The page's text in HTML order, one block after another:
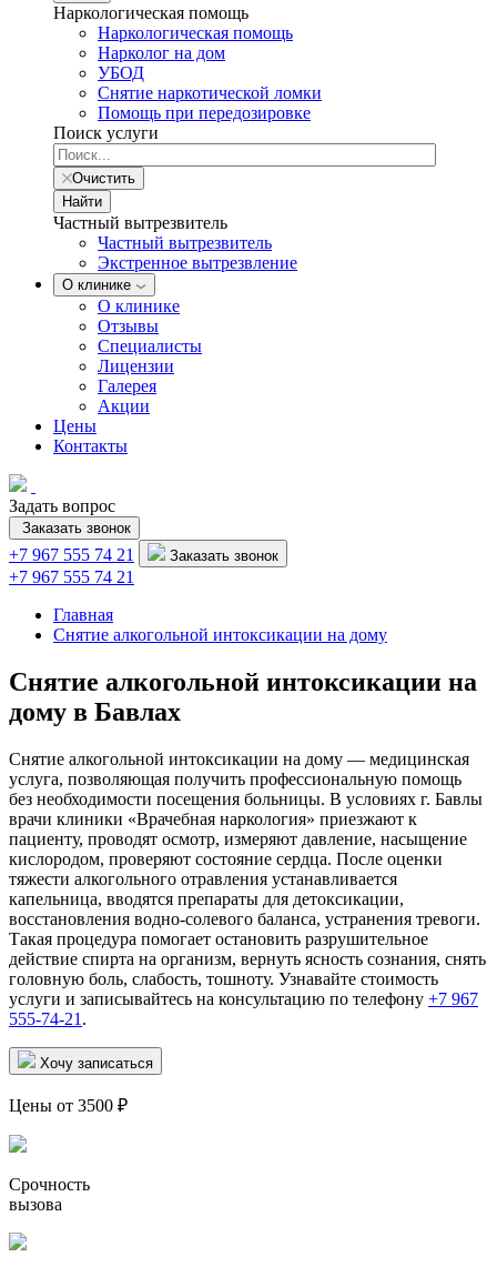
Наркологическая помощь
Наркологическая помощь
Нарколог на дом
УБОД
Снятие наркотической ломки
Помощь при передозировке
Поиск услуги
Очистить
Найти
Частный вытрезвитель
Частный вытрезвитель
Экстренное вытрезвление
О клинике
О клинике
Отзывы
Специалисты
Лицензии
Галерея
Акции
Цены
Контакты
Задать вопрос
Заказать звонок
+7 967 555 74 21 Заказать звонок
+7 967 555 74 21
Главная
Снятие алкогольной интоксикации на дому
Снятие алкогольной интоксикации на
дому в Бавлах
Снятие алкогольной интоксикации на дому — медицинская
услуга, позволяющая получить профессиональную помощь
без необходимости посещения больницы. В условиях г. Бавлы
врачи клиники «Врачебная наркология» приезжают к
пациенту, проводят осмотр, измеряют давление, насыщение
кислородом, проверяют состояние сердца. После оценки
тяжести алкогольного отравления устанавливается
капельница, вводятся препараты для детоксикации,
восстановления водно-солевого баланса, устранения тревоги.
Такая процедура помогает остановить разрушительное
действие спирта на организм, вернуть ясность сознания, снять
головную боль, слабость, тошноту. Узнавайте стоимость
услуги и записывайтесь на консультацию по телефону +7 967
555-74-21 .
Хочу записаться
Цены от 3500 ₽
Срочность
вызова